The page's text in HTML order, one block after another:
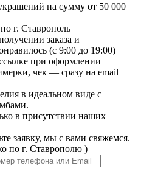
на сумму от 50 000
г. Ставрополь
заказа и
(с 9:00 до 19:00)
при оформлении
чек — сразу на email
в идеальном виде с
в присутствии наших
заявку, мы с вами свяжемся.
по г. Ставрополю )